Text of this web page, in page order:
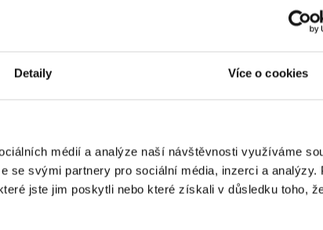
Detaily Více o cookies
médií a analýze naší návštěvnosti využíváme
se svými partnery pro sociální média, inzerci a analýzy.
jste jim poskytli nebo které získali v důsledku toho,
v České republice a Slovenské republice ZDARMA, kam
informace o jeho skladové dostupnosti. U šperků
dní. V případě platby bankovním převodem bude
náš účet.
a bude se objednávat u dodavatele, je nutné si